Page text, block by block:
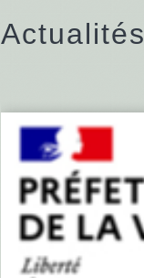
Actualités